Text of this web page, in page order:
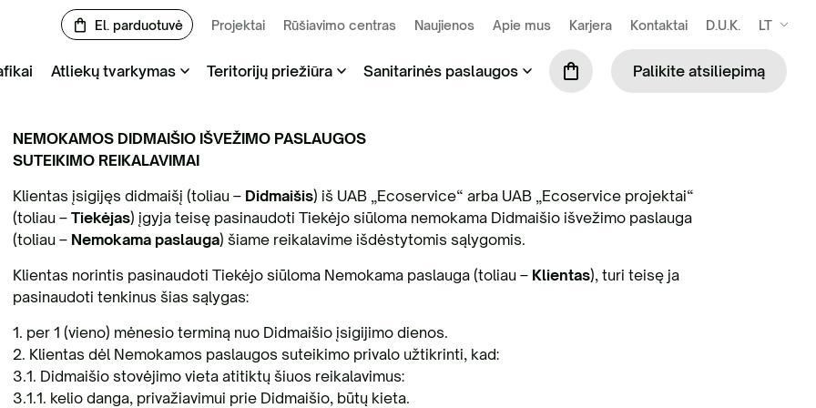
El. parduotuvė Projektai Rūšiavimo centras Naujienos Apie mus Karjera Kontaktai D.U.K. LT
Atliekų tvarkymas
atliekų priėmimo aikštelė
atliekų išvežimas ir tvarkymas
išvežimas didmaišiais
atliekų išvežimas ir tvarkymas
Tekstilės surinkimas ir tvarkymas
Gamybinių ir komercinių atliekų tvarkymas
GPAIS administravimo paslauga
Mišrių komunalinių atliekų tvarkymas
Teritorijų priežiūra
pjovimas
teritorijų valymas /
šlavimas
laistymas
Sanitarinės paslaugos
Užsisakykite el. parduotuvėje | Biotualetų
Biotualetų nuoma ir aptarnavimas
Vienkartinis nuosavo biotualeto aptarnavimas
Mobiliosios tvoros
Palikite atsiliepimą
NEMOKAMOS DIDMAIŠIO IŠVEŽIMO PASLAUGOS
SUTEIKIMO REIKALAVIMAI
Klientas įsigijęs didmaišį (toliau – Didmaišis) iš UAB „Ecoservice“ arba UAB „Ecoservice projektai“
(toliau – Tiekėjas) įgyja teisę pasinaudoti Tiekėjo siūloma nemokama Didmaišio išvežimo paslauga
(toliau – Nemokama paslauga) šiame reikalavime išdėstytomis sąlygomis.
Klientas norintis pasinaudoti Tiekėjo siūloma Nemokama paslauga (toliau – Klientas), turi teisę ja
pasinaudoti tenkinus šias sąlygas:
1. per 1 (vieno) mėnesio terminą nuo Didmaišio įsigijimo dienos.
2. Klientas dėl Nemokamos paslaugos suteikimo privalo užtikrinti, kad:
3.1. Didmaišio stovėjimo vieta atitiktų šiuos reikalavimus:
3.1.1. kelio danga, privažiavimui prie Didmaišio, būtų kieta.